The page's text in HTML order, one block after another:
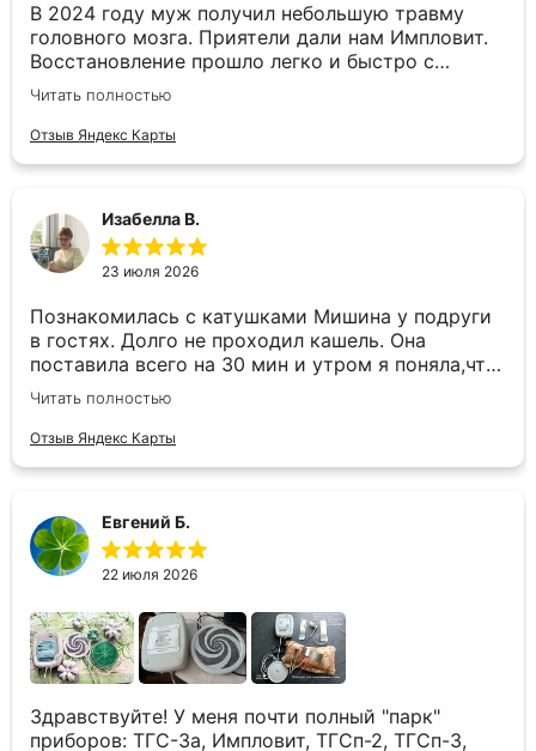
В 2024 году муж получил небольшую травму
головного мозга. Приятели дали нам Импловит.
Восстановление прошло легко и быстро с
прибором. После этого приобрели в конце 2024
года Тгсп3 для себя. Используем с разными
катушками с или без электродов при простуде,
наш "приборчик". Когда выбирали, какую модель
купить, получила очень квалифицированную
помощь по сравнению приборов, катушек. Также
работы на разных чистотах в режиме
антипаразит. Прибор работает без нареканий.
Очень радует быстрая зарядка и долгое время
работы аппарата без подзарядки. Спасибо
Читать полностью
Отзыв Яндекс Карты
Изабелла В.
23 июля 2026
Познакомилась с катушками Мишина у подруги
в гостях. Долго не проходил кашель. Она
поставила всего на 30 мин и утром я поняла,что
не кашляю. Пака была в гостях применяла
катушки на разные места. Решила купить и дома
продолжить решать свои вопросы со здоровьем.
Читать полностью
Отзыв Яндекс Карты
Евгений Б.
22 июля 2026
Здравствуйте! У меня почти полный "парк"
приборов: ТГС-3а, Импловит, ТГСп-2, ТГСп-3,